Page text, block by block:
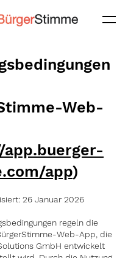
Web-
app)
26 Januar 2026
regeln die
Web-App, die
GmbH entwickelt